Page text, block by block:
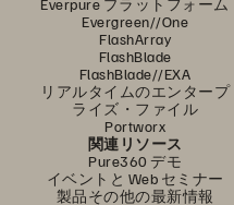
Everpure プラットフォーム
Evergreen//One
FlashArray
FlashBlade
FlashBlade//EXA
リアルタイムのエンタープ
ライズ・ファイル
Portworx
関連リソース
Pure360 デモ
イベントと Web セミナー
製品その他の最新情報